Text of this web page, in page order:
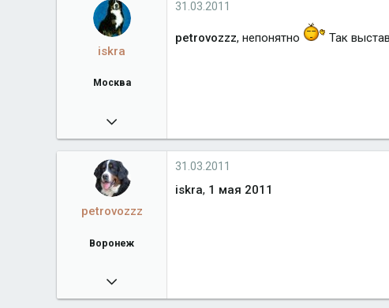
orsloboda.ru
Город
Воронеж
iskra
Москва
02.01.2009
12 209
Город
Москва
31.03.2011
petrovozzz, непонятно Так
petrovozzz
Воронеж
06.06.2010
92
31.03.2011
iskra, 1 мая 2011